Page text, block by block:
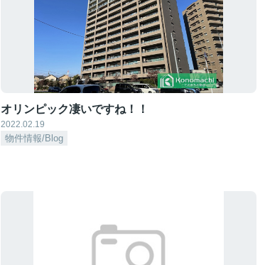
オリンピック凄いですね！！
2022.02.19
物件情報/Blog